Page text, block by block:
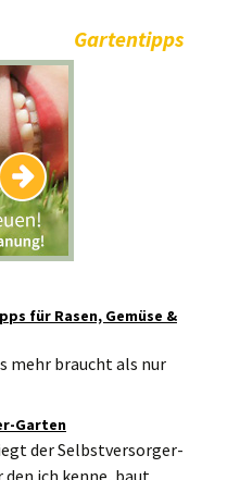
Gartentipps
für Rasen, Gemüse &
mehr braucht als nur
Garten
der Selbstversorger-